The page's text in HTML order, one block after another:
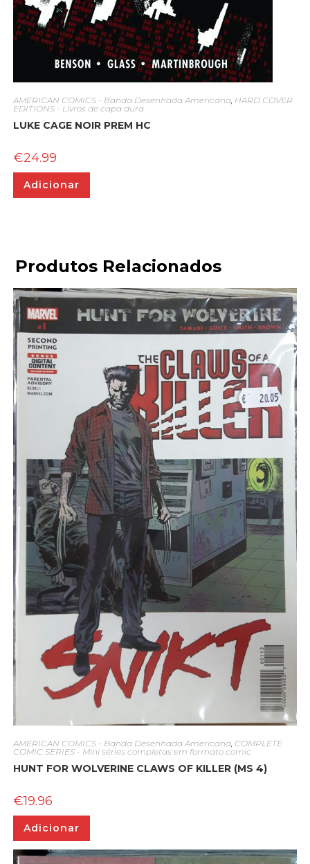
AMERICAN COMICS - Banda Desenhada Americana, HARD COVER
EDITIONS - Livros de capa dura
LUKE CAGE NOIR PREM HC
€24.99
Adicionar
Produtos Relacionados
AMERICAN COMICS - Banda Desenhada Americana, COMPLETE
COMIC SERIES - Mini séries completas em formato comic
HUNT FOR WOLVERINE CLAWS OF KILLER (MS 4)
€19.96
Adicionar